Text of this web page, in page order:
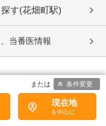
す(花畑町駅)
当番医情報
ご協力ください。
現在地
条件変更